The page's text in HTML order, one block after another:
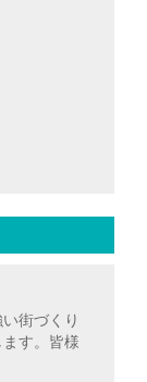
街づくり
す。皆様